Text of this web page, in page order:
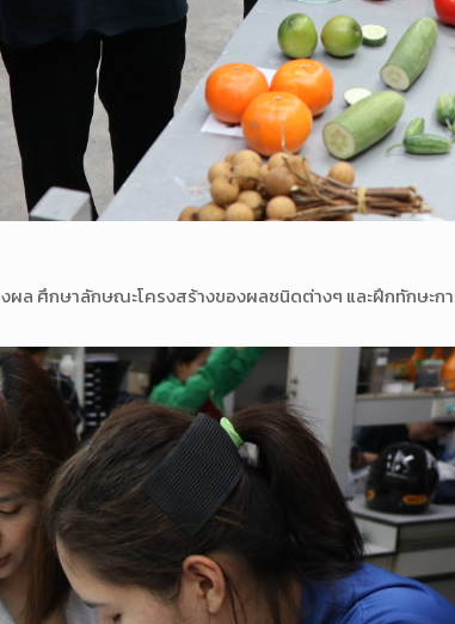
ล ศึกษาลักษณะโครงสร้างของผลชนิดต่างๆ และฝึกทักษะ